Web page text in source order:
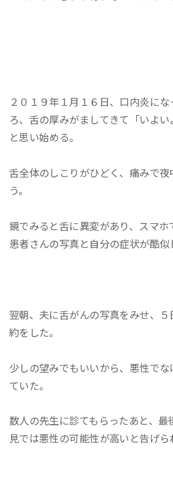
２０１９年１月１６日、口内炎に
ろ、舌の厚みがましてきて「いよい
と思い始める。
舌全体のしこりがひどく、痛みで
う。
鏡でみると舌に異変があり、スマ
患者さんの写真と自分の症状が酷似
翌朝、夫に舌がんの写真をみせ、
約をした。
少しの望みでもいいから、悪性でな
ていた。
数人の先生に診てもらったあと、最
見では悪性の可能性が高いと告げら